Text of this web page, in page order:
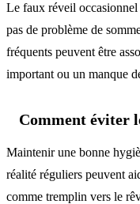
Le faux réveil
pas de problème de
fréquents peuvent être
important ou un manque
Comment éviter
Maintenir une bonne
réalité réguliers peuvent
comme tremplin vers le